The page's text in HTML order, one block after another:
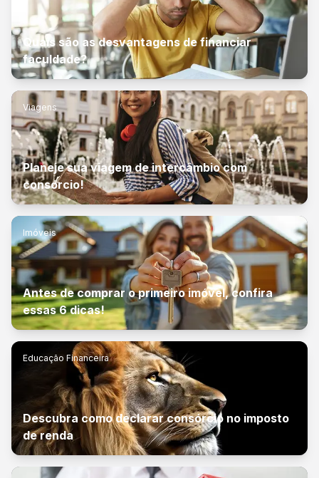
Quais são as desvantagens de financiar
faculdade?
Viagens
Planeje sua viagem de intercâmbio com
consórcio!
Imóveis
Antes de comprar o primeiro imóvel, confira
essas 6 dicas!
Educação Financeira
Descubra como declarar consórcio no imposto
de renda